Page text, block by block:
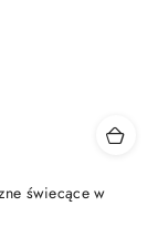
świecące w